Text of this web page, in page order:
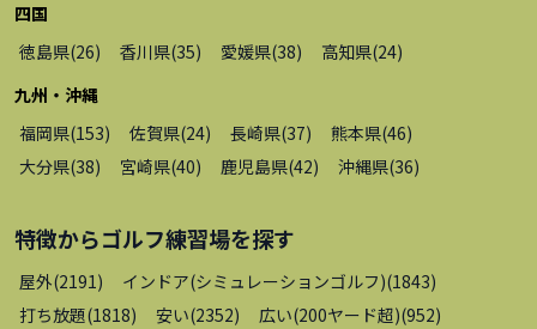
四国
徳島県(26) 香川県(35) 愛媛県(38) 高知県(24)
九州・沖縄
福岡県(153) 佐賀県(24) 長崎県(37) 熊本県(46)
大分県(38) 宮崎県(40) 鹿児島県(42) 沖縄県(36)
特徴からゴルフ練習場を探す
屋外(2191) インドア(シミュレーションゴルフ)(1843)
打ち放題(1818) 安い(2352) 広い(200ヤード超)(952)